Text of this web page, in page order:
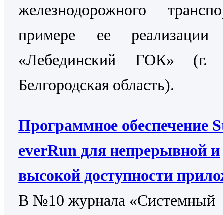
железнодорожного
примере ее
«Лебединский ГОК» (г.
Белгородская область).
Программное обеспечение
everRun для непрерывной и
высокой доступности
В №10 журнала «Системный